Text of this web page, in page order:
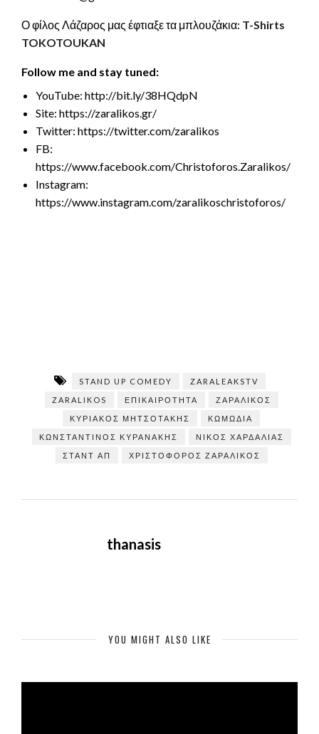
Ο φίλος Λάζαρος μας έφτιαξε τα μπλουζάκια: T-Shirts
TOKOTOUKAN
Follow me and stay tuned:
YouTube: http://bit.ly/38HQdpN
Site: https://zaralikos.gr/
Twitter: https://twitter.com/zaralikos
FB:
https://www.facebook.com/Christoforos.Zaralikos/
Instagram:
https://www.instagram.com/zaralikoschristoforos/
STAND UP COMEDY
ZARALEAKSTV
ZARALIKOS
ΕΠΙΚΑΙΡΌΤΗΤΑ
ΖΑΡΑΛΊΚΟΣ
ΚΥΡΙΑΚΟΣ ΜΗΤΣΟΤΑΚΗΣ
ΚΩΜΩΔΊΑ
ΚΩΝΣΤΑΝΤΊΝΟΣ ΚΥΡΑΝΆΚΗΣ
ΝΙΚΟΣ ΧΑΡΔΑΛΙΑΣ
ΣΤΑΝΤ ΑΠ
ΧΡΙΣΤΌΦΟΡΟΣ ΖΑΡΑΛΊΚΟΣ
thanasis
YOU MIGHT ALSO LIKE